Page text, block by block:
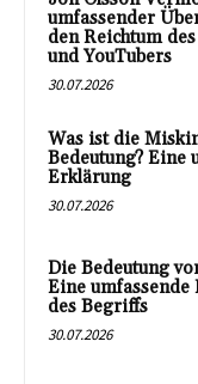
umfassender
den Reichtum
und YouTubers
30.07.2026
Was ist die
Bedeutung? Eine
Erklärung
30.07.2026
Die Bedeutung
Eine umfassende
des Begriffs
30.07.2026